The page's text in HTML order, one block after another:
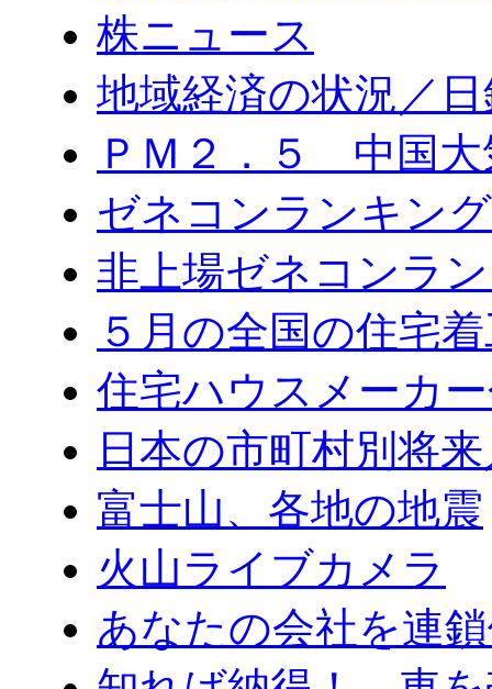
株ニュース
地域経済の状況／
ＰＭ２．５ 中国大
ゼネコンランキン
非上場ゼネコンラ
５月の全国の住宅
住宅ハウスメーカ
日本の市町村別将
富士山、各地の地震
火山ライブカメラ
あなたの会社を連